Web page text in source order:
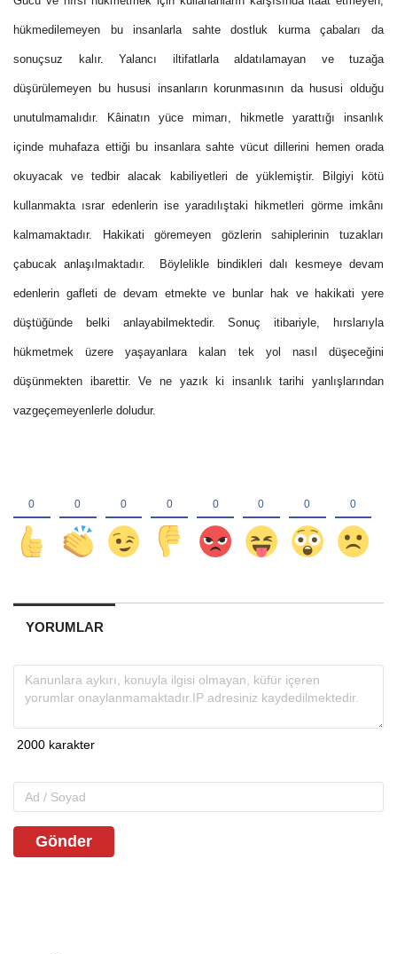
hükmedilemeyen bu insanlarla sahte dostluk kurma çabaları da
sonuçsuz kalır. Yalancı iltifatlarla aldatılamayan ve tuzağa
düşürülemeyen bu hususi insanların korunmasının da hususi olduğu
unutulmamalıdır. Kâinatın yüce mimarı, hikmetle yarattığı insanlık
içinde muhafaza ettiği bu insanlara sahte vücut dillerini hemen orada
okuyacak ve tedbir alacak kabiliyetleri de yüklemiştir. Bilgiyi kötü
kullanmakta ısrar edenlerin ise yaradılıştaki hikmetleri görme imkânı
kalmamaktadır. Hakikati göremeyen gözlerin sahiplerinin tuzakları
çabucak anlaşılmaktadır. Böylelikle bindikleri dalı kesmeye devam
edenlerin gafleti de devam etmekte ve bunlar hak ve hakikati yere
düştüğünde belki anlayabilmektedir. Sonuç itibariyle, hırslarıyla
hükmetmek üzere yaşayanlara kalan tek yol nasıl düşeceğini
düşünmekten ibarettir. Ve ne yazık ki insanlık tarihi yanlışlarından
vazgeçemeyenlerle doludur.
YORUMLAR
Gönder